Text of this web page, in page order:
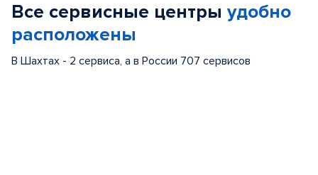
Все сервисные центры удобно
расположены
В Шахтах - 2 сервиса, а в России 707 сервисов